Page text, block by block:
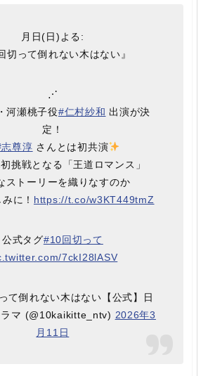
月日(日)よる:
切って倒れない木はない』
⋰
河瀬桃子役#仁村紗和 出演が決
定！
尊淳 さんとは初共演
挑戦となる「王道ロマンス」
ストーリーを織りなすのか
に！ https://t.co/w3KT449tmZ
公式タグ️#10回切って
7ckI28lASV
て倒れない木はない【公式】日
ラマ (@10kaikitte_ntv) 2026年3
月11日